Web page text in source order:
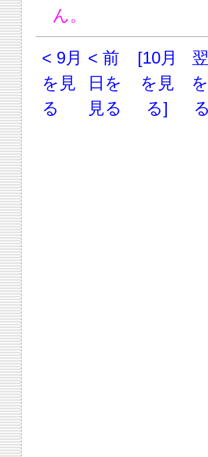
ん。
< 9月
を見
る
< 前
日を
見る
[10月
を見
る]